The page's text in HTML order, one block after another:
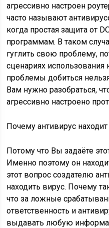
агрессивно настроен
часто называют
когда простая защита от
программам. В таком
гуглить свою проблему,
сценариях
проблемы добиться
Вам нужно разобраться,
агрессивно настроено
Почему антивирус находит
Потому что Вы задаёте
Именно поэтому он
этот вопрос создателю
находить вирус. Почему
что за ложные
ответственность и
выдавать любую